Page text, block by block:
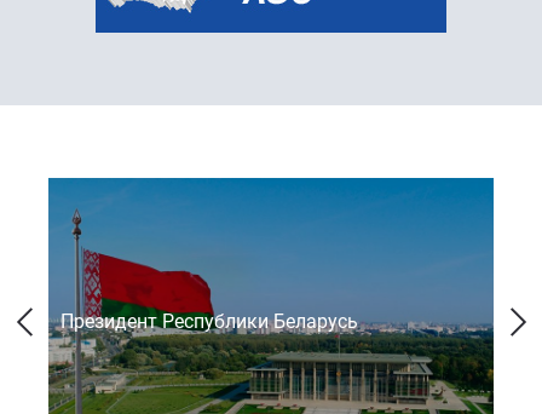
Президент Республики Беларусь